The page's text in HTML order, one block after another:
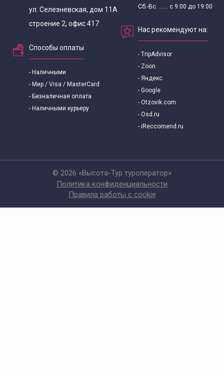
ул. Селезневская, дом 11А
строение 2, офис 417
Способы оплаты
- Наличными
- Мир / Visa / MasterCard
- Безналичная оплата
- Наличными курьеру
Сб.-Вс. ...... с 9:00 до 19:00
Нас рекомендуют на:
- TripAdvisor
- Zoon
- Яндекс
- Google
- Otzovik.com
- Osd.ru
- iReccomend.ru
© 2026 «Высота-Тур туроператор»
Политика конфиденциальности
Правила работы с cookie